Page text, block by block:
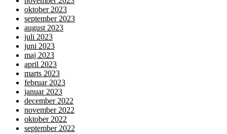
oktober 2023
september 2023
august 2023
juli 2023
juni 2023
maj 2023
april 2023
marts 2023
februar 2023
januar 2023
december 2022
november 2022
oktober 2022
september 2022